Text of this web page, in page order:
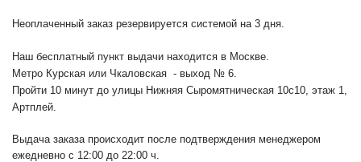
Неоплаченный заказ резервируется системой на 3 дня.
Наш бесплатный пункт выдачи находится в Москве.
Метро Курская или Чкаловская - выход № 6.
Пройти 10 минут до улицы Нижняя Сыромятническая 10с10, этаж 1,
Артплей.
Выдача заказа происходит после подтверждения менеджером
ежедневно с 12:00 до 22:00 ч.